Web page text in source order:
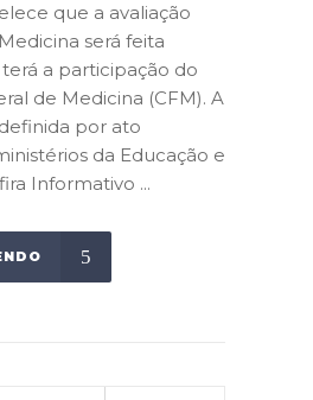
que a avaliação
será feita
a participação do
de Medicina (CFM). A
por ato
da Educação e
Informativo ...